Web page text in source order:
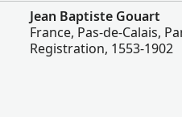
Jean Baptiste Gouart
France, Pas-de-Calais,
Registration, 1553-1902